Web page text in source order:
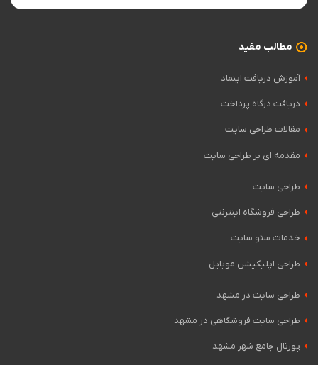
مطالب مفید
آموزش دریافت اینماد
دریافت درگاه پرداخت
مقالات طراحی سایت
مقدمه ای بر طراحی سایت
طراحی سایت
طراحی فروشگاه اینترنتی
خدمات سئو سایت
طراحی اپلیکیشن موبایل
طراحی سایت در مشهد
طراحی سایت فروشگاهی در مشهد
پورتال جامع شهر مشهد